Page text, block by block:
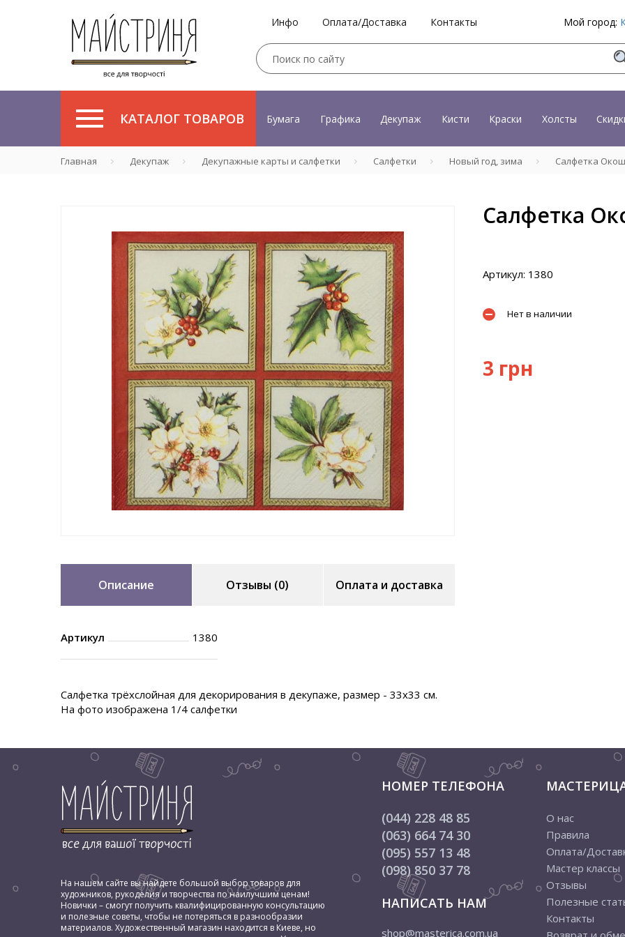
Инфо Оплата/Доставка Контакты Мой город:
КАТАЛОГ ТОВАРОВ Бумага Графика Декупаж Кисти Краски Холсты
Главная Декупаж Декупажные карты и салфетки Салфетки Новый год, зима Салфетка
Описание Отзывы (0) Оплата и доставка
Артикул 1380
Салфетка трёхслойная для декорирования в декупаже, размер - 33х33 см.
На фото изображена 1/4 салфетки
Салфетка
Артикул: 1380
Нет в наличии
3 грн
На нашем сайте вы найдете большой выбор товаров для
художников, рукоделия и творчества по наилучшим ценам!
Новички – смогут получить квалифицированную консультацию
и полезные советы, чтобы не потеряться в разнообразии
материалов. Художественный магазин находится в Киеве, но
НОМЕР ТЕЛЕФОНА
(044) 228 48 85
(063) 664 74 30
(095) 557 13 48
(098) 850 37 78
НАПИСАТЬ НАМ
shop@masterica.com.ua
О нас
Правила
Оплата/
Мастер классы
Отзывы
Полезные
Контакты